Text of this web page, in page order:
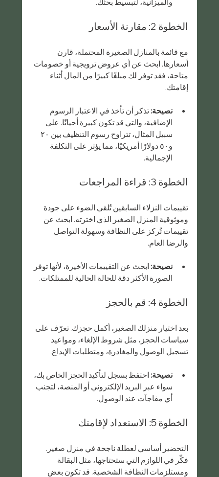
الخطوة 2: مقارنة الأسعار
مع قائمة بالمنازل الصغيرة المحتملة، قارن
أسعارها. ابحث عن أي عروض ترويجية أو خصومات
متاحة، فقد توفر لك مبلغًا كبيرًا من المال أثناء
إقامتك.
نصيحة: تذكر أن تأخذ في الاعتبار الرسوم
الإضافية، والتي قد تكون كبيرة أحيانًا. على
سبيل المثال، تتراوح رسوم التنظيف بين ٢٠
و٥٠ دولارًا أمريكيًا، مما يؤثر على التكلفة
الإجمالية.
الخطوة 3: قراءة المراجعات
تقييمات النزلاء السابقين تُلقي الضوء على جودة
وموثوقية المنزل الصغير الذي اخترته. ابحث عن
تقييمات تُركز على النظافة وسهولة التواصل
والرضا العام.
نصيحة: ابحث عن التقييمات الأخيرة، لأنها توفر
الصورة الأكثر دقة للحالة الحالية للممتلكات.
الخطوة 4: قم بالحجز
بعد اختيار منزلك الصغير، أكمل حجزك. تعرّف على
سياسات الحجز، مثل شروط الإلغاء، ومواعيد
تسجيل الوصول والمغادرة، ومتطلبات الإيداع.
نصيحة: احتفظ بسجل لتأكيد الحجز الخاص بك،
سواء عبر البريد الإلكتروني أو المنصة، لتجنب
أي مفاجآت عند الوصول.
الخطوة 5: الاستعداد لإقامتك
التحضير أساسي لعطلة ناجحة في منزل صغير.
فكّر في اللوازم التي ستحتاجها، مثل البقالة
ومستلزمات النظافة الشخصية. قد تكون بعض